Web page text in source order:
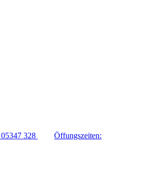
05347 328
Öffungszeiten: